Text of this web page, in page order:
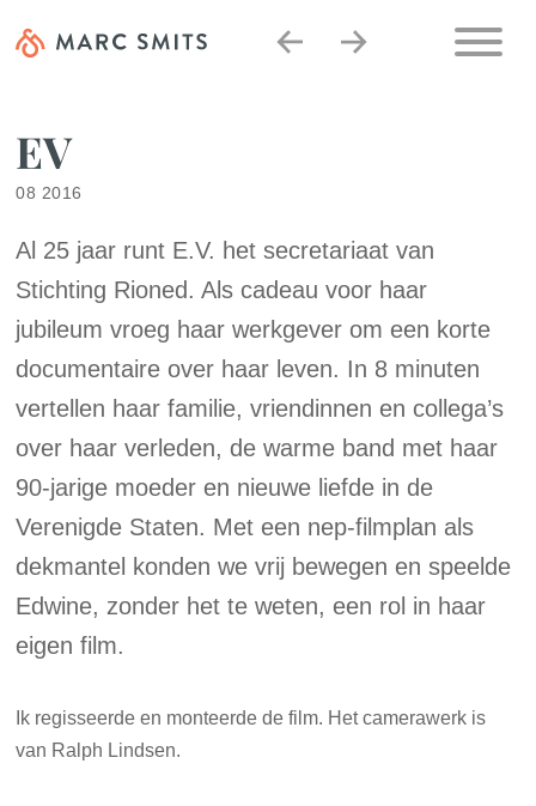
EV
08 2016
Al 25 jaar runt E.V. het secretariaat van
Stichting Rioned. Als cadeau voor haar
jubileum vroeg haar werkgever om een korte
documentaire over haar leven. In 8 minuten
vertellen haar familie, vriendinnen en collega’s
over haar verleden, de warme band met haar
90‑jarige moeder en nieuwe liefde in de
Verenigde Staten. Met een nep-filmplan als
dekmantel konden we vrij bewegen en speelde
Edwine, zonder het te weten, een rol in haar
eigen film.
Ik regisseerde en monteerde de film. Het camerawerk is
van Ralph Lindsen.